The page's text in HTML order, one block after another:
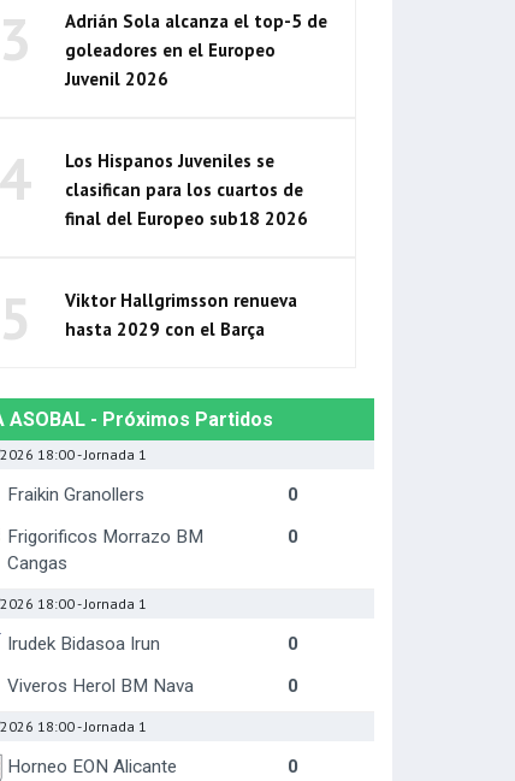
3
Adrián Sola alcanza el top-5 de
goleadores en el Europeo
Juvenil 2026
4
Los Hispanos Juveniles se
clasifican para los cuartos de
final del Europeo sub18 2026
5
Viktor Hallgrimsson renueva
hasta 2029 con el Barça
ASOBAL - Próximos Partidos
18:00- Jornada 1
Fraikin Granollers
0
Frigorificos Morrazo BM
Cangas
0
18:00- Jornada 1
Irudek Bidasoa Irun
0
Viveros Herol BM Nava
0
18:00- Jornada 1
Horneo EON Alicante 0